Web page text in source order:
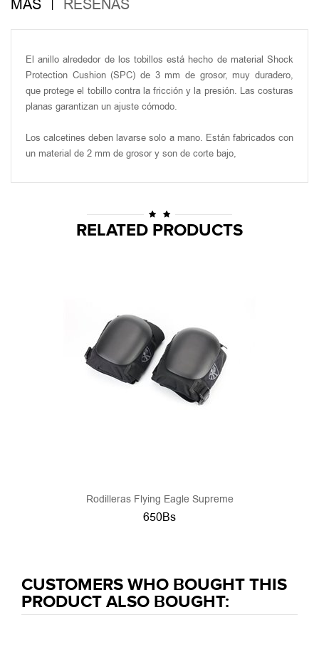
MÁS RESEÑAS
El anillo alrededor de los tobillos está hecho de material Shock
Protection Cushion (SPC) de 3 mm de grosor, muy duradero,
que protege el tobillo contra la fricción y la presión. Las costuras
planas garantizan un ajuste cómodo.
Los calcetines deben lavarse solo a mano. Están fabricados con
un material de 2 mm de grosor y son de corte bajo,
RELATED PRODUCTS
Rodilleras Flying Eagle Supreme
650Bs
CUSTOMERS WHO BOUGHT THIS
PRODUCT ALSO BOUGHT: